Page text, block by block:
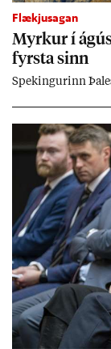
Flækjusagan
Myrk­ur í
fyrsta sinn
Spek­ing­ur­inn